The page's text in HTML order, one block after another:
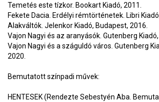
Temetés este tízkor. Bookart Kiadó, 2011.
Fekete Dacia. Erdélyi rémtörténetek. Libri
Alakváltók. Jelenkor Kiadó, Budapest, 2016.
Vajon Nagyi és az aranyásók. Gutenberg
Vajon Nagyi és a száguldó város. Gutenberg
2020.
Bemutatott színpadi művek:
HENTESEK (Rendezte Sebestyén Aba.